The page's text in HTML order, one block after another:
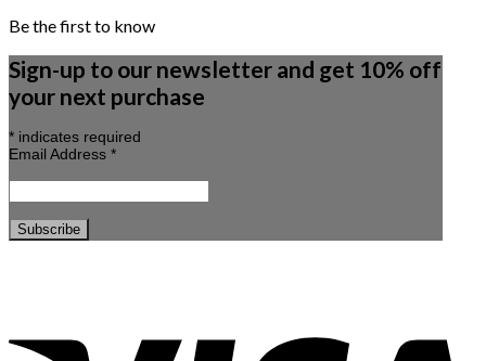
Be the first to know
Sign-up to our newsletter and get 10% off
your next purchase
* indicates required
Email Address *